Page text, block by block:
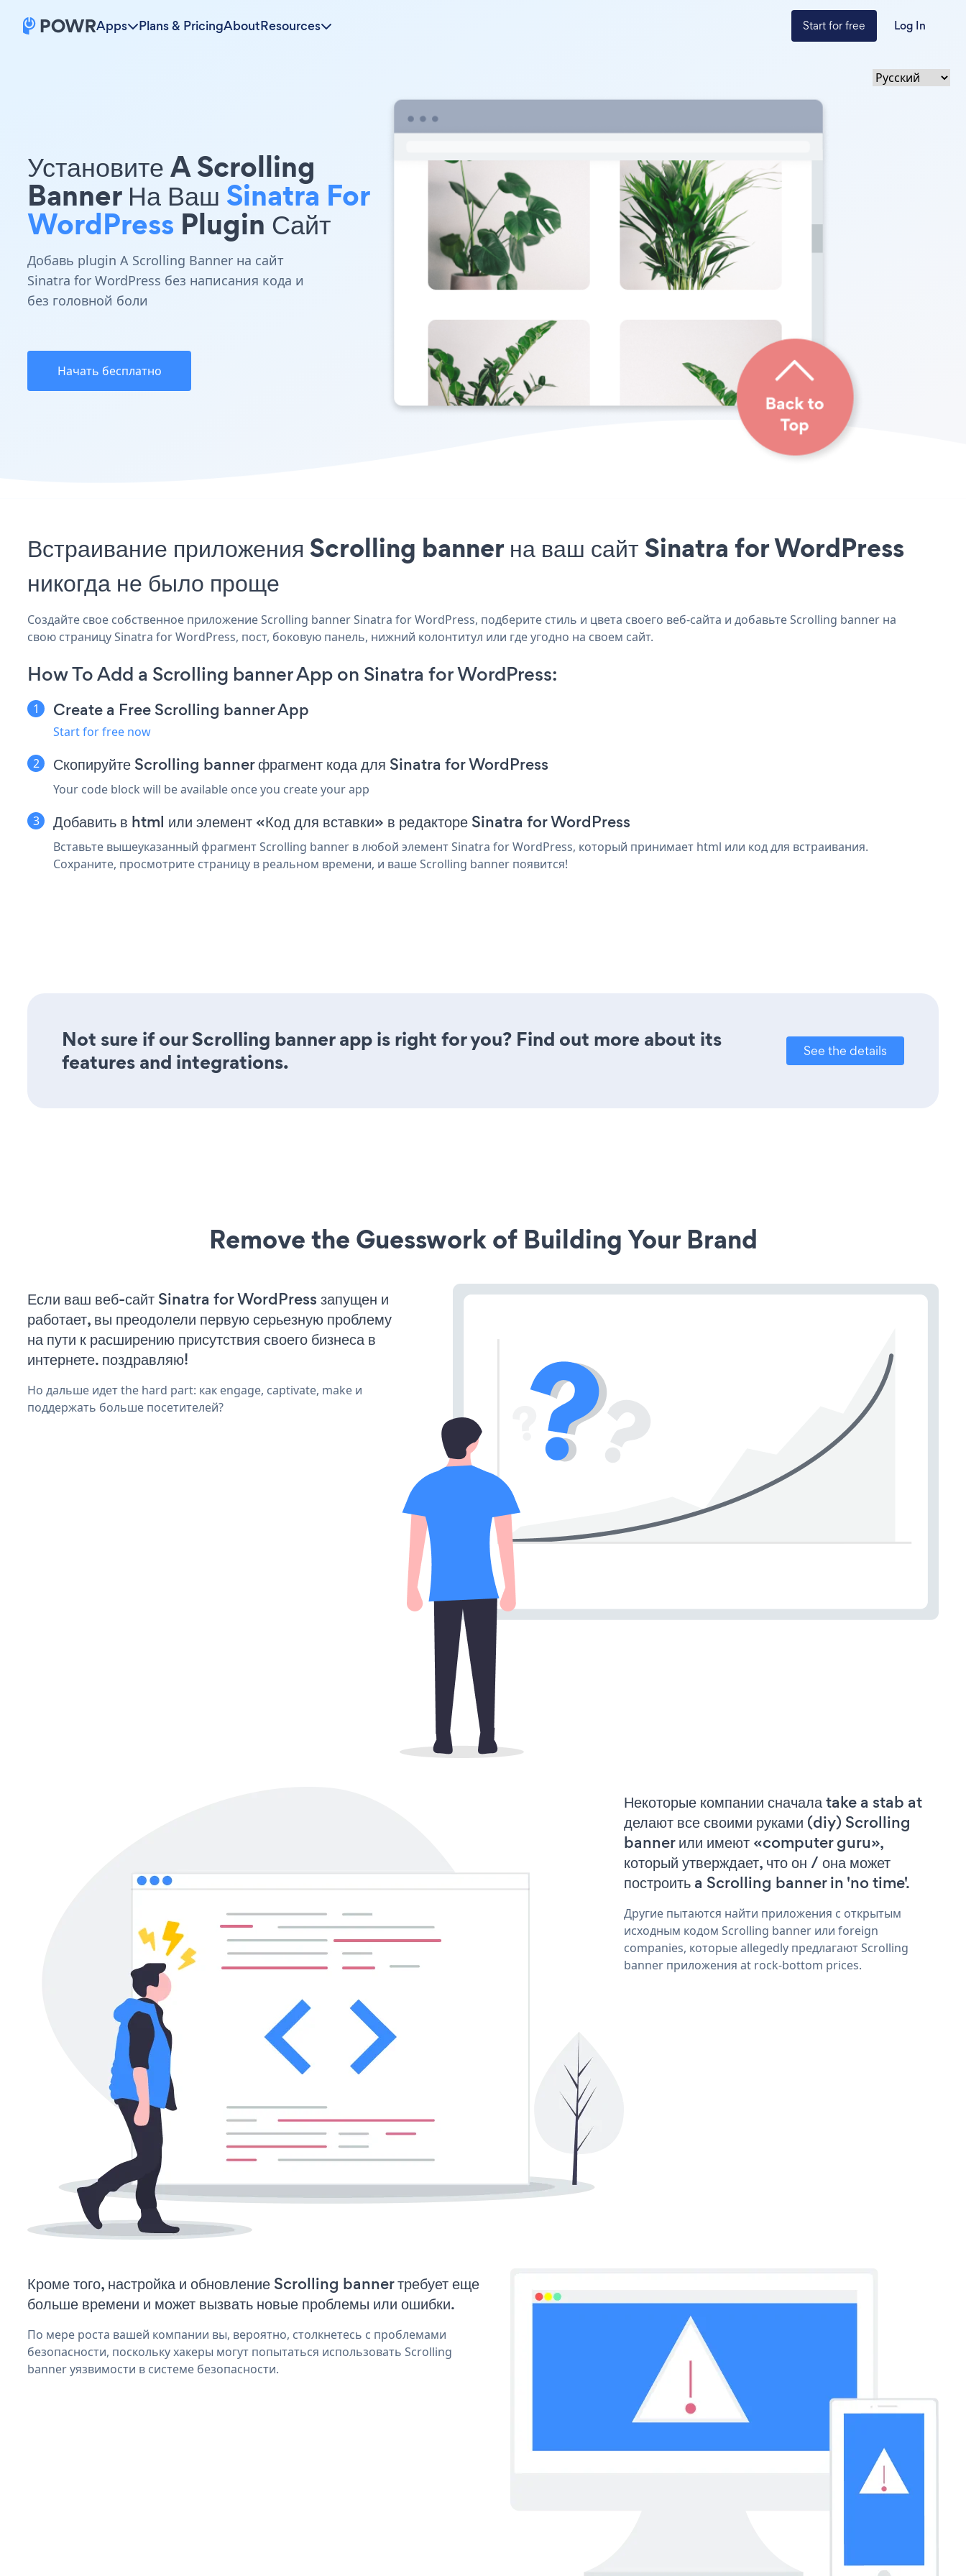
Apps Plans & PricingAboutResources Start for free Log In
Установите A Scrolling
Banner На Ваш Sinatra For
WordPress Plugin Сайт
Добавь plugin A Scrolling Banner на сайт
Sinatra for WordPress без написания кода и
без головной боли
Начать бесплатно
Встраивание приложения Scrolling banner на ваш сайт Sinatra for WordPress
никогда не было проще
Создайте свое собственное приложение Scrolling banner Sinatra for WordPress, подберите стиль и цвета своего веб-сайта и добавьте Scrolling banner на
свою страницу Sinatra for WordPress, пост, боковую панель, нижний колонтитул или где угодно на своем сайт.
How To Add a Scrolling banner App on Sinatra for WordPress:
Create a Free Scrolling banner App
Start for free now
Скопируйте Scrolling banner фрагмент кода для Sinatra for WordPress
Your code block will be available once you create your app
Добавить в html или элемент «Код для вставки» в редакторе Sinatra for WordPress
Вставьте вышеуказанный фрагмент Scrolling banner в любой элемент Sinatra for WordPress, который принимает html или код для встраивания.
Сохраните, просмотрите страницу в реальном времени, и ваше Scrolling banner появится!
Not sure if our Scrolling banner app is right for you? Find out more about its
features and integrations.
See the details
Remove the Guesswork of Building Your Brand
Если ваш веб-сайт Sinatra for WordPress запущен и
работает, вы преодолели первую серьезную проблему
на пути к расширению присутствия своего бизнеса в
интернете. поздравляю!
Но дальше идет the hard part: как engage, captivate, make и
поддержать больше посетителей?
Некоторые компании сначала take a stab at
делают все своими руками (diy) Scrolling
banner или имеют «computer guru»,
который утверждает, что он / она может
построить a Scrolling banner in 'no time'.
Другие пытаются найти приложения с открытым
исходным кодом Scrolling banner или foreign
companies, которые allegedly предлагают Scrolling
banner приложения at rock-bottom prices.
Кроме того, настройка и обновление Scrolling banner требует еще
больше времени и может вызвать новые проблемы или ошибки.
По мере роста вашей компании вы, вероятно, столкнетесь с проблемами
безопасности, поскольку хакеры могут попытаться использовать Scrolling
banner уязвимости в системе безопасности.